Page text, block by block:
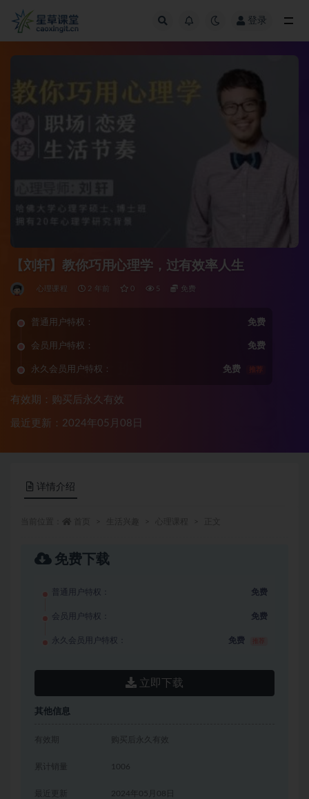
登录
【刘轩】教你巧用心理学，过有效率人生
心理课程 2 年前 0 5 免费
普通用户特权： 免费
会员用户特权： 免费
永久会员用户特权： 免费 推荐
有效期：购买后永久有效
最近更新：2024年05月08日
详情介绍
免费下载
普通用户特权： 免费
会员用户特权： 免费
永久会员用户特权： 免费
立即下载
其他信息
有效期 购买后永久有效
累计销量 1006
2024年05月08日